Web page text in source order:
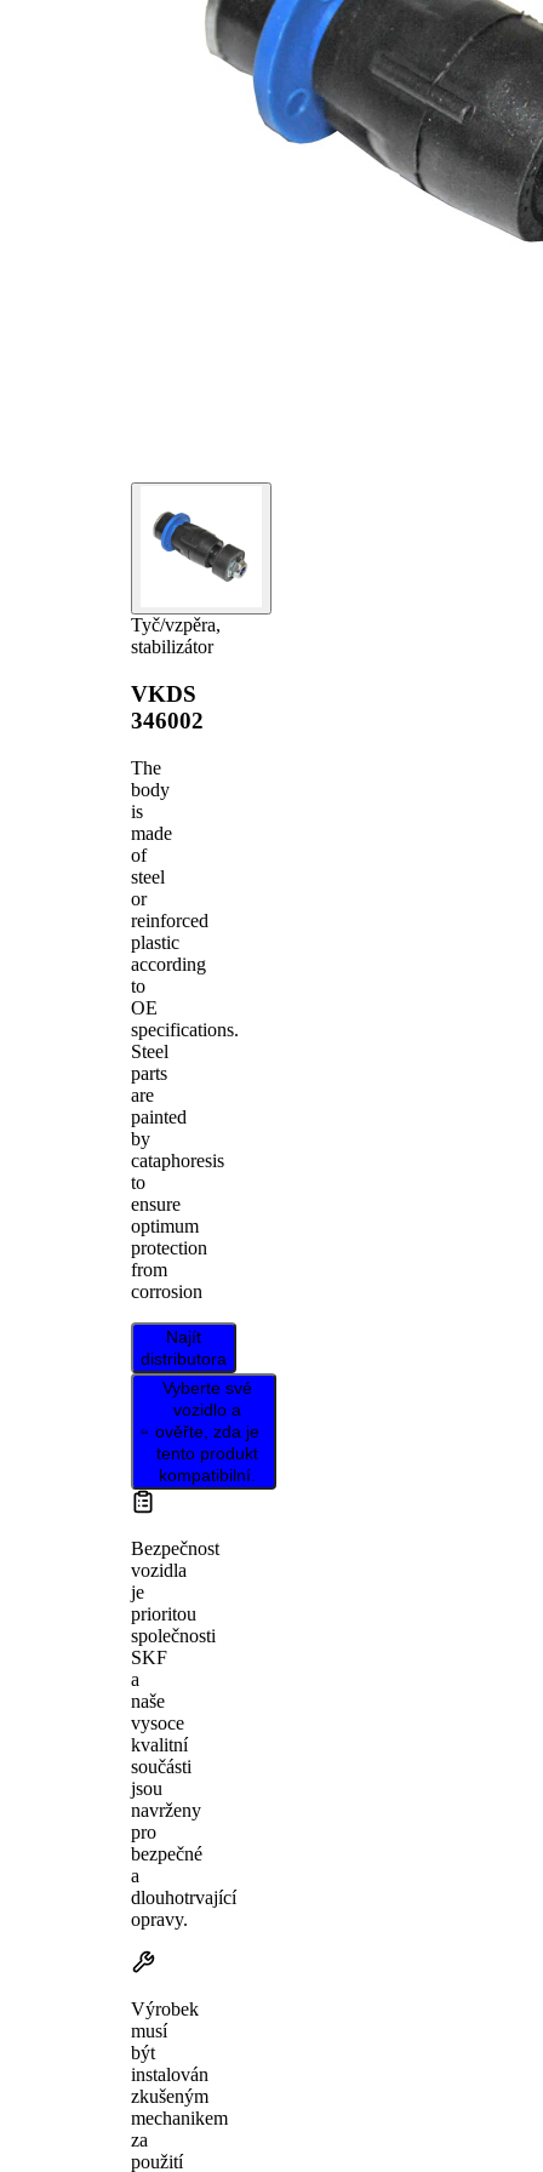
Tyč/vzpěra,
stabilizátor
VKDS
346002
The
body
is
made
of
steel
or
reinforced
plastic
according
to
OE
specifications.
Steel
parts
are
painted
by
cataphoresis
to
ensure
optimum
protection
from
corrosion
Najít
distributora
Vyberte své
vozidlo a
ověřte, zda je
tento produkt
kompatibilní.
Bezpečnost
vozidla
je
prioritou
společnosti
SKF
a
naše
vysoce
kvalitní
součásti
jsou
navrženy
pro
bezpečné
a
dlouhotrvající
opravy.
Výrobek
musí
být
instalován
zkušeným
mechanikem
za
použití